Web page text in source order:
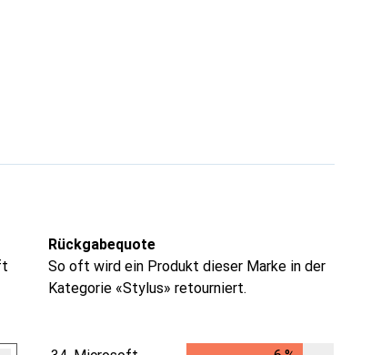
Rückgabequote
So oft wird ein Produkt dieser Marke in der
Kategorie «Stylus» retourniert.